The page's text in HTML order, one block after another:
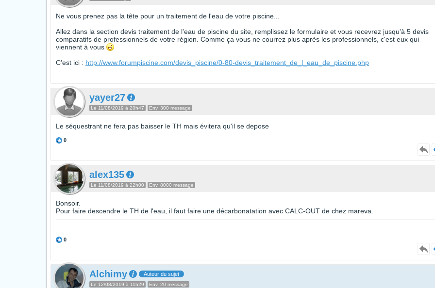
Ne vous prenez pas la tête pour un traitement de l'eau de votre piscine...
Allez dans la section devis traitement de l'eau de piscine du site, remplissez le formulaire et vous recevrez jusqu'à 5 devis
comparatifs de professionnels de votre région. Comme ça vous ne courrez plus après les professionnels, c'est eux qui
viennent à vous
C'est ici : http://www.forumpiscine.com/devis_piscine/0-80-devis_traitement_de_l_eau_de_piscine.php
yayer27
Le 11/08/2019 à 20h47 Env. 300 message
Le séquestrant ne fera pas baisser le TH mais évitera qu'il se depose
0
alex135
Le 11/08/2019 à 22h00 Env. 8000 message
Bonsoir.
Pour faire descendre le TH de l'eau, il faut faire une décarbonatation avec CALC-OUT de chez mareva.
0
Alchimy Auteur du sujet
Le 12/08/2019 à 11h29 Env. 20 message